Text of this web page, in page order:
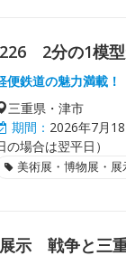
2分の1模型
便鉄道の魅力満載！
三重県・津市
期間： 2026年7月
の場合は翌平日）
美術展・博物展・展
示 戦争と三